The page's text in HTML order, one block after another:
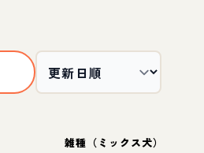
雑種（ミックス犬）